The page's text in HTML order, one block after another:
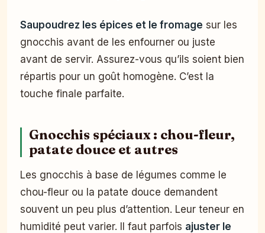
Saupoudrez les épices et le fromage sur les
gnocchis avant de les enfourner ou juste
avant de servir. Assurez-vous qu’ils soient bien
répartis pour un goût homogène. C’est la
touche finale parfaite.
Gnocchis spéciaux : chou-fleur,
patate douce et autres
Les gnocchis à base de légumes comme le
chou-fleur ou la patate douce demandent
souvent un peu plus d’attention. Leur teneur en
humidité peut varier. Il faut parfois ajuster le